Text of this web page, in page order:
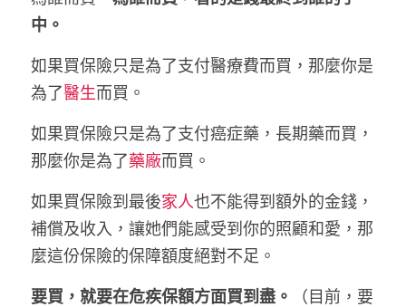
中。
如果買保險只是為了支付醫療費而買，那麼你是
為了醫生而買。
如果買保險只是為了支付癌症藥，長期藥而買，
那麼你是為了藥廠而買。
如果買保險到最後家人也不能得到額外的金錢，
補償及收入，讓她們能感受到你的照顧和愛，那
麼這份保險的保障額度絕對不足。
要買，就要在危疾保額方面買到盡。
（目前，要